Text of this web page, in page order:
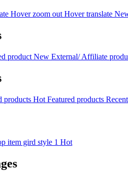
Hover zoom out Hover translate
product New External/ Affiliate
products Hot Featured products
item gird style 1 Hot